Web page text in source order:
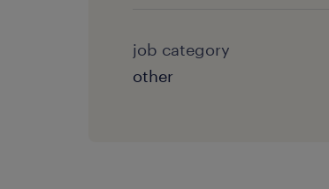
job category
other